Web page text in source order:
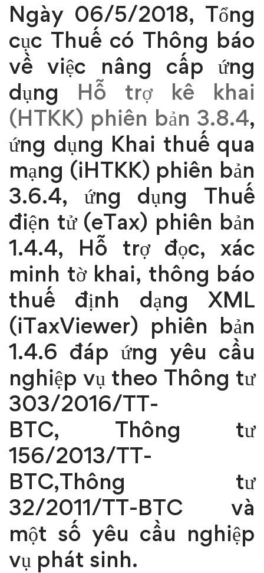
ứng
dụng
HTKK
3.8.4
từ
hôm
nay
(07/5/2018)
Ngày 06/5/2018, Tổng
cục Thuế có Thông báo
về việc nâng cấp ứng
dụng Hỗ trợ kê khai
(HTKK) phiên bản 3.8.4,
ứng dụng Khai thuế qua
mạng (iHTKK) phiên bản
3.6.4, ứng dụng Thuế
điện tử (eTax) phiên bản
1.4.4, Hỗ trợ đọc, xác
minh tờ khai, thông báo
thuế định dạng XML
(iTaxViewer) phiên bản
1.4.6 đáp ứng yêu cầu
nghiệp vụ theo Thông tư
303/2016/TT-
BTC, Thông tư
156/2013/TT-
BTC,Thông tư
32/2011/TT-BTC và
một số yêu cầu nghiệp
vụ phát sinh.